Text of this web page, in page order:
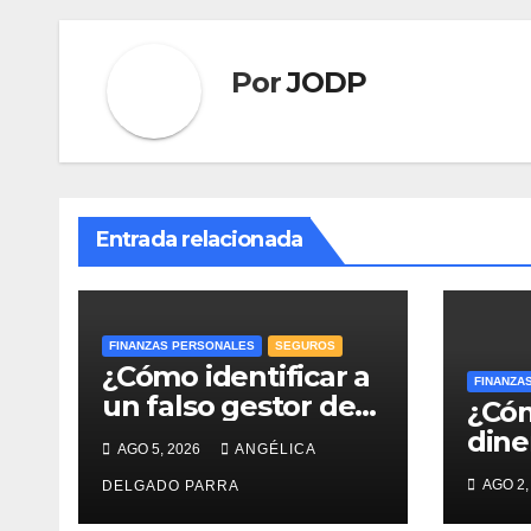
PorJODP
Entrada relacionada
FINANZAS PERSONALES SEGUROS
¿Cómo identificar a
un falso gestor de
Afore y proteger el
ahorro para el
retiro?
AGO 5, 2026 ANGÉLICA
DELGADO PARRA AGO